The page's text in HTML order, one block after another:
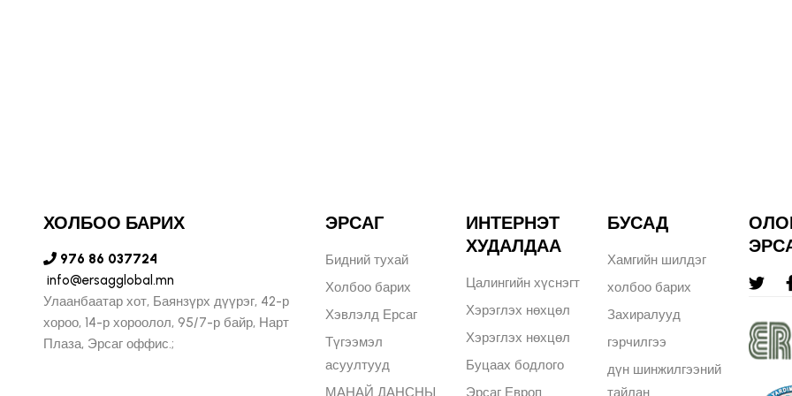
ХОЛБОО БАРИХ
976 86 037724
info@ersagglobal.mn
Улаанбаатар хот, Баянзүрх дүүрэг, 42-р
хороо, 14-р хороолол, 95/7-р байр, Нарт
Плаза, Эрсаг оффис.;
ЭРСАГ
Бидний тухай
Холбоо барих
Хэвлэлд Ерсаг
Түгээмэл
асуултууд
МАНАЙ ДАНСНЫ
ИНТЕРНЭТ
ХУДАЛДАА
Цалингийн хүснэгт
Хэрэглэх нөхцөл
Хэрэглэх нөхцөл
Буцаах бодлого
Эрсаг Европ
БУСАД
Хамгийн шилдэг
холбоо барих
Захиралууд
гэрчилгээ
дүн шинжилгээний
тайлан